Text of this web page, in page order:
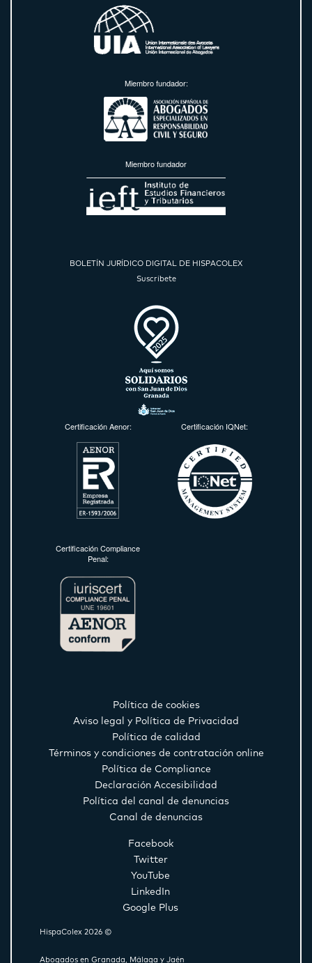
Miembro fundador:
Miembro fundador
BOLETÍN JURÍDICO DIGITAL DE HISPACOLEX
Suscríbete
Certificación Aenor: Certificación IQNet:
Certificación Compliance
Penal:
Política de cookies
Aviso legal y Política de Privacidad
Política de calidad
Términos y condiciones de contratación online
Política de Compliance
Declaración Accesibilidad
Política del canal de denuncias
Canal de denuncias
Facebook
Twitter
YouTube
LinkedIn
Google Plus
HispaColex 2026 ©
Abogados en Granada, Málaga y Jaén